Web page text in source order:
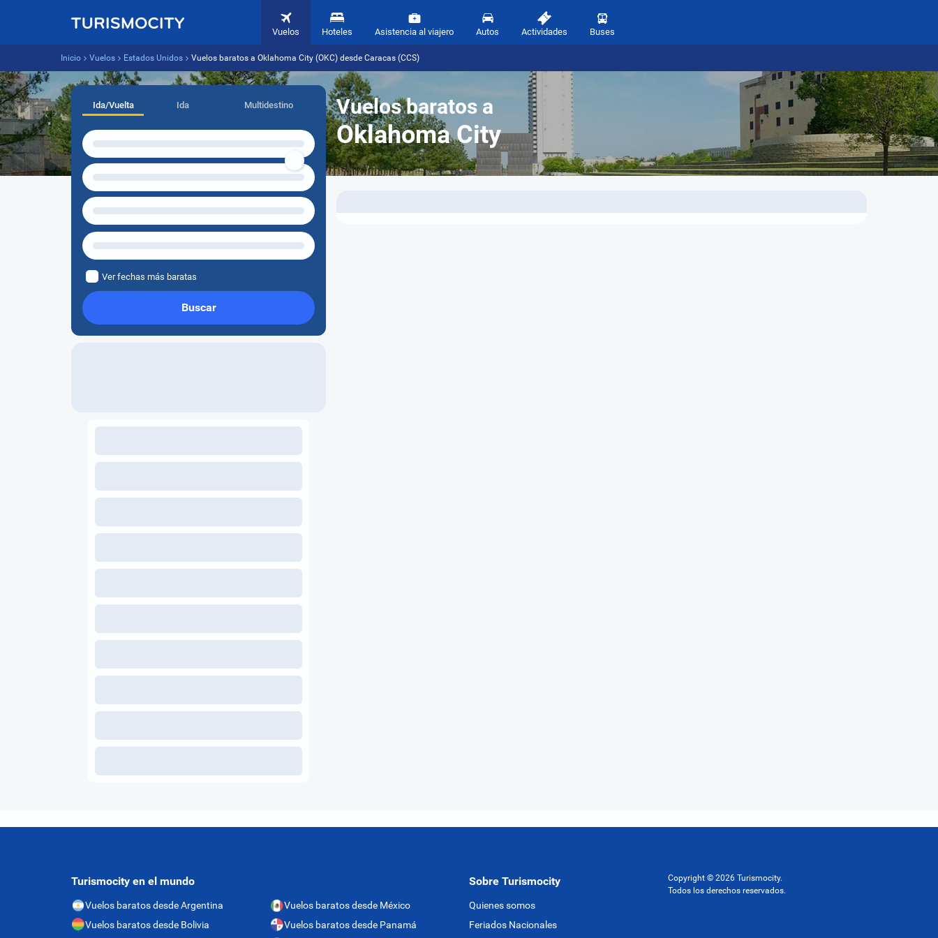
Vuelos Hoteles Asistencia al viajero Autos Actividades Buses
Inicio Vuelos Estados Unidos Vuelos baratos a Oklahoma City (OKC) desde Caracas (CCS)
Vuelos baratos a
Oklahoma City
Ida/Vuelta Ida Multidestino
Ver fechas más baratas
Buscar
Turismocity en el mundo
Vuelos baratos desde Argentina
Vuelos baratos desde Bolivia
Vuelos baratos desde México
Vuelos baratos desde Panamá
Sobre Turismocity
Quienes somos
Feriados Nacionales
Copyright © 2026 Turismocity.
Todos los derechos reservados.